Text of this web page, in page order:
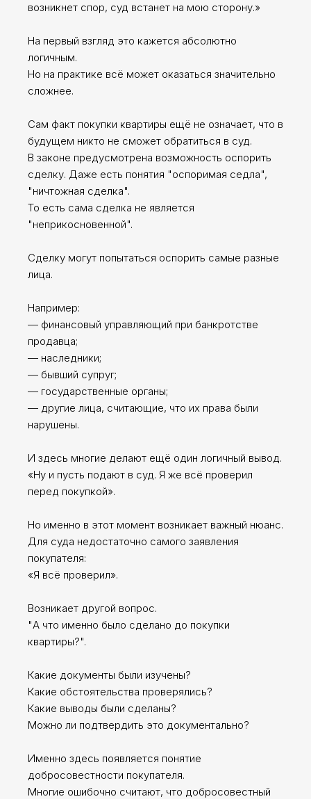
возникнет спор, суд встанет на мою сторону.»
На первый взгляд это кажется абсолютно
логичным.
Но на практике всё может оказаться значительно
сложнее.
Сам факт покупки квартиры ещё не означает, что в
будущем никто не сможет обратиться в суд.
В законе предусмотрена возможность оспорить
сделку. Даже есть понятия "оспоримая седла",
"ничтожная сделка".
То есть сама сделка не является
"неприкосновенной".
Сделку могут попытаться оспорить самые разные
лица.
Например:
— финансовый управляющий при банкротстве
продавца;
— наследники;
— бывший супруг;
— государственные органы;
— другие лица, считающие, что их права были
нарушены.
И здесь многие делают ещё один логичный вывод.
«Ну и пусть подают в суд. Я же всё проверил
перед покупкой».
Но именно в этот момент возникает важный нюанс.
Для суда недостаточно самого заявления
покупателя:
«Я всё проверил».
Возникает другой вопрос.
"А что именно было сделано до покупки
квартиры?".
Какие документы были изучены?
Какие обстоятельства проверялись?
Какие выводы были сделаны?
Можно ли подтвердить это документально?
Именно здесь появляется понятие
добросовестности покупателя.
Многие ошибочно считают, что добросовестный